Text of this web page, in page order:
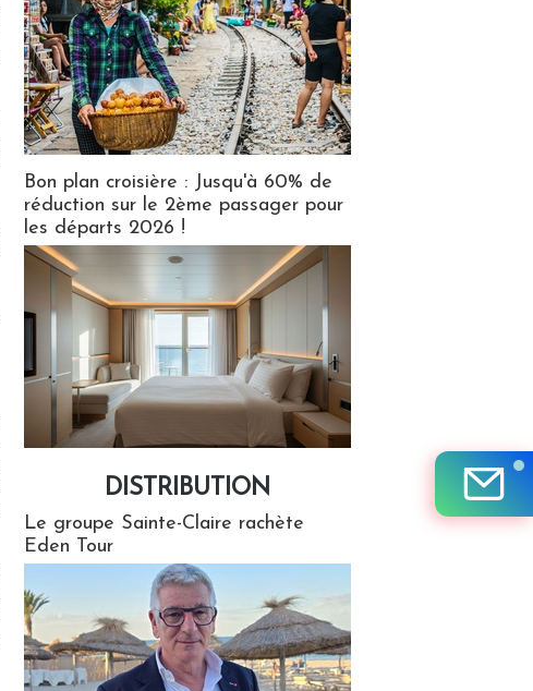
Bon plan croisière : Jusqu'à 60% de
réduction sur le 2ème passager pour
les départs 2026 !
DISTRIBUTION
Le groupe Sainte-Claire rachète
Eden Tour